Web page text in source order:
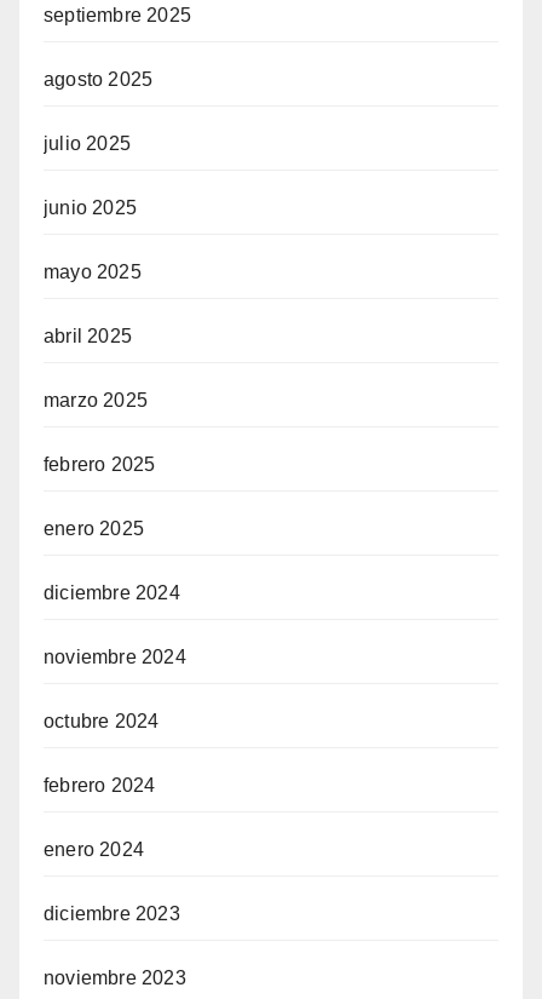
septiembre 2025
agosto 2025
julio 2025
junio 2025
mayo 2025
abril 2025
marzo 2025
febrero 2025
enero 2025
diciembre 2024
noviembre 2024
octubre 2024
febrero 2024
enero 2024
diciembre 2023
noviembre 2023